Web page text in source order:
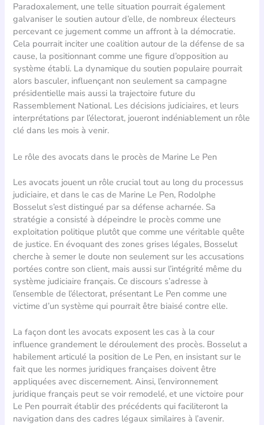
Paradoxalement, une telle situation pourrait également
galvaniser le soutien autour d’elle, de nombreux électeurs
percevant ce jugement comme un affront à la démocratie.
Cela pourrait inciter une coalition autour de la défense de sa
cause, la positionnant comme une figure d’opposition au
système établi. La dynamique du soutien populaire pourrait
alors basculer, influençant non seulement sa campagne
présidentielle mais aussi la trajectoire future du
Rassemblement National. Les décisions judiciaires, et leurs
interprétations par l’électorat, joueront indéniablement un rôle
clé dans les mois à venir.
Le rôle des avocats dans le procès de Marine Le Pen
Les avocats jouent un rôle crucial tout au long du processus
judiciaire, et dans le cas de Marine Le Pen, Rodolphe
Bosselut s’est distingué par sa défense acharnée. Sa
stratégie a consisté à dépeindre le procès comme une
exploitation politique plutôt que comme une véritable quête
de justice. En évoquant des zones grises légales, Bosselut
cherche à semer le doute non seulement sur les accusations
portées contre son client, mais aussi sur l’intégrité même du
système judiciaire français. Ce discours s’adresse à
l’ensemble de l’électorat, présentant Le Pen comme une
victime d’un système qui pourrait être biaisé contre elle.
La façon dont les avocats exposent les cas à la cour
influence grandement le déroulement des procès. Bosselut a
habilement articulé la position de Le Pen, en insistant sur le
fait que les normes juridiques françaises doivent être
appliquées avec discernement. Ainsi, l’environnement
juridique français peut se voir remodelé, et une victoire pour
Le Pen pourrait établir des précédents qui faciliteront la
navigation dans des cadres légaux similaires à l’avenir.